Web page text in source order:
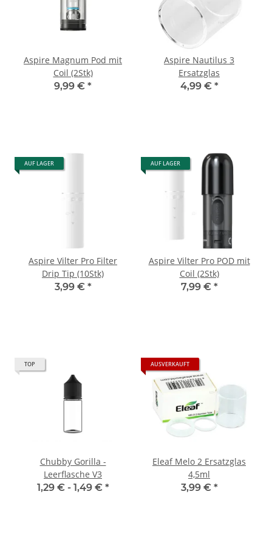
Aspire Magnum Pod mit
Coil (2Stk)
9,99 € *
Aspire Nautilus 3
Ersatzglas
4,99 € *
AUF LAGER
Aspire Vilter Pro Filter
Drip Tip (10Stk)
3,99 € *
AUF LAGER
Aspire Vilter Pro POD mit
Coil (2Stk)
7,99 € *
TOP
Chubby Gorilla -
Leerflasche V3
1,29 € - 1,49 € *
AUSVERKAUFT
Eleaf Melo 2 Ersatzglas
4,5ml
3,99 € *